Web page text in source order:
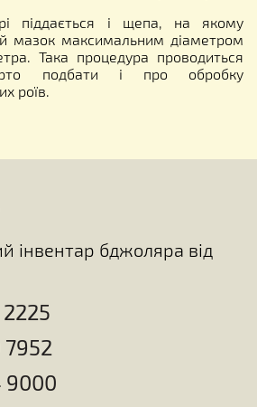
піддається і щепа, на якому
мазок максимальним діаметром
Така процедура проводиться
подбати і про обробку
роїв.
інвентар бджоляра від
9000